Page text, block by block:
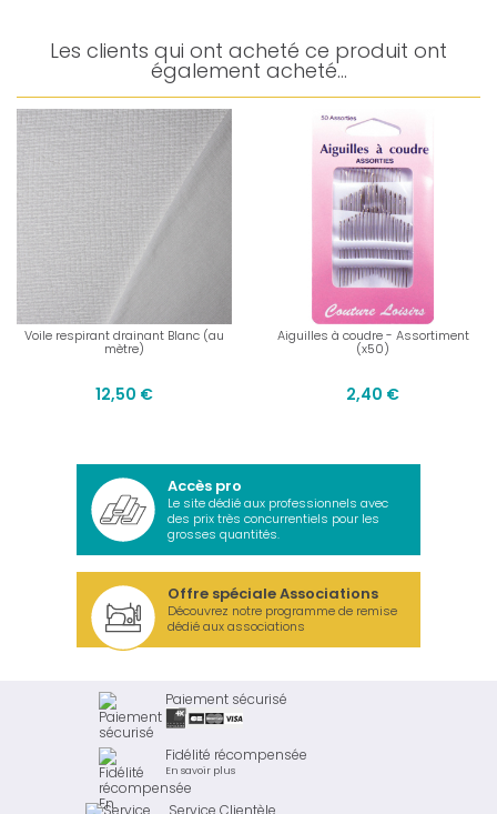
Les clients qui ont acheté ce produit ont
également acheté...
Voile respirant drainant Blanc (au
mètre)
12,50 €
Aiguilles à coudre - Assortiment
(x50)
2,40 €
Accès pro
Le site dédié aux professionnels avec
des prix très concurrentiels pour les
grosses quantités.
Offre spéciale Associations
Découvrez notre programme de remise
dédié aux associations
Paiement sécurisé
Fidélité récompensée
En savoir plus
Service Clientèle